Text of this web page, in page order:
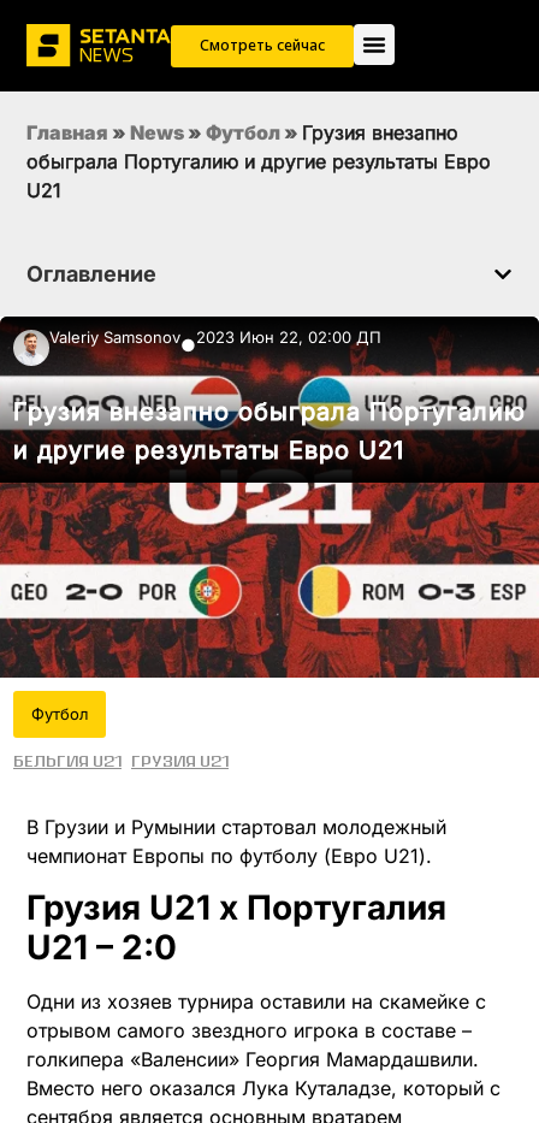
Смотреть сейчас
Главная » News » Футбол » Грузия внезапно
обыграла Португалию и другие результаты Евро
U21
Оглавление
Valeriy Samsonov●2023 Июн 22, 02:00 ДП
Грузия внезапно обыграла Португалию
и другие результаты Евро U21
Футбол
Бельгия U21 Грузия U21
В Грузии и Румынии стартовал молодежный
чемпионат Европы по футболу (Евро U21).
Грузия U21 х Португалия
U21 – 2:0
Одни из хозяев турнира оставили на скамейке с
отрывом самого звездного игрока в составе –
голкипера «Валенсии» Георгия Мамардашвили.
Вместо него оказался Лука Куталадзе, который с
сентября является основным вратарем